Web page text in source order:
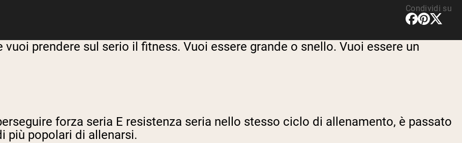
Condividi su
prendere sul serio il fitness. Vuoi essere grande o snello. Vuoi essere un
forza seria E resistenza seria nello stesso ciclo di allenamento, è passato
più popolari di allenarsi.